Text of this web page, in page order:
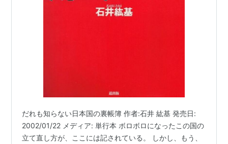
だれも知らない日本国の裏帳簿 作者:石井 紘基 発売日:
2002/01/22 メディア: 単行本 ボロボロになったこの国の
立て直し方が、ここには記されている。 しかし、もう、